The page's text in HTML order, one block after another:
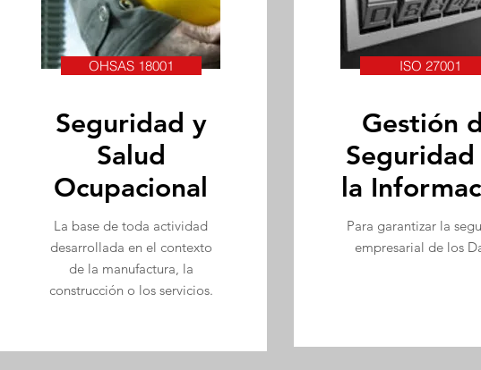
OHSAS 18001
Seguridad y
Salud
Ocupacional
La base de toda actividad
desarrollada en el contexto
de la manufactura, la
construcción o los servicios.
ISO 27001
Gestión
la
Para garantizar la
empresarial de los